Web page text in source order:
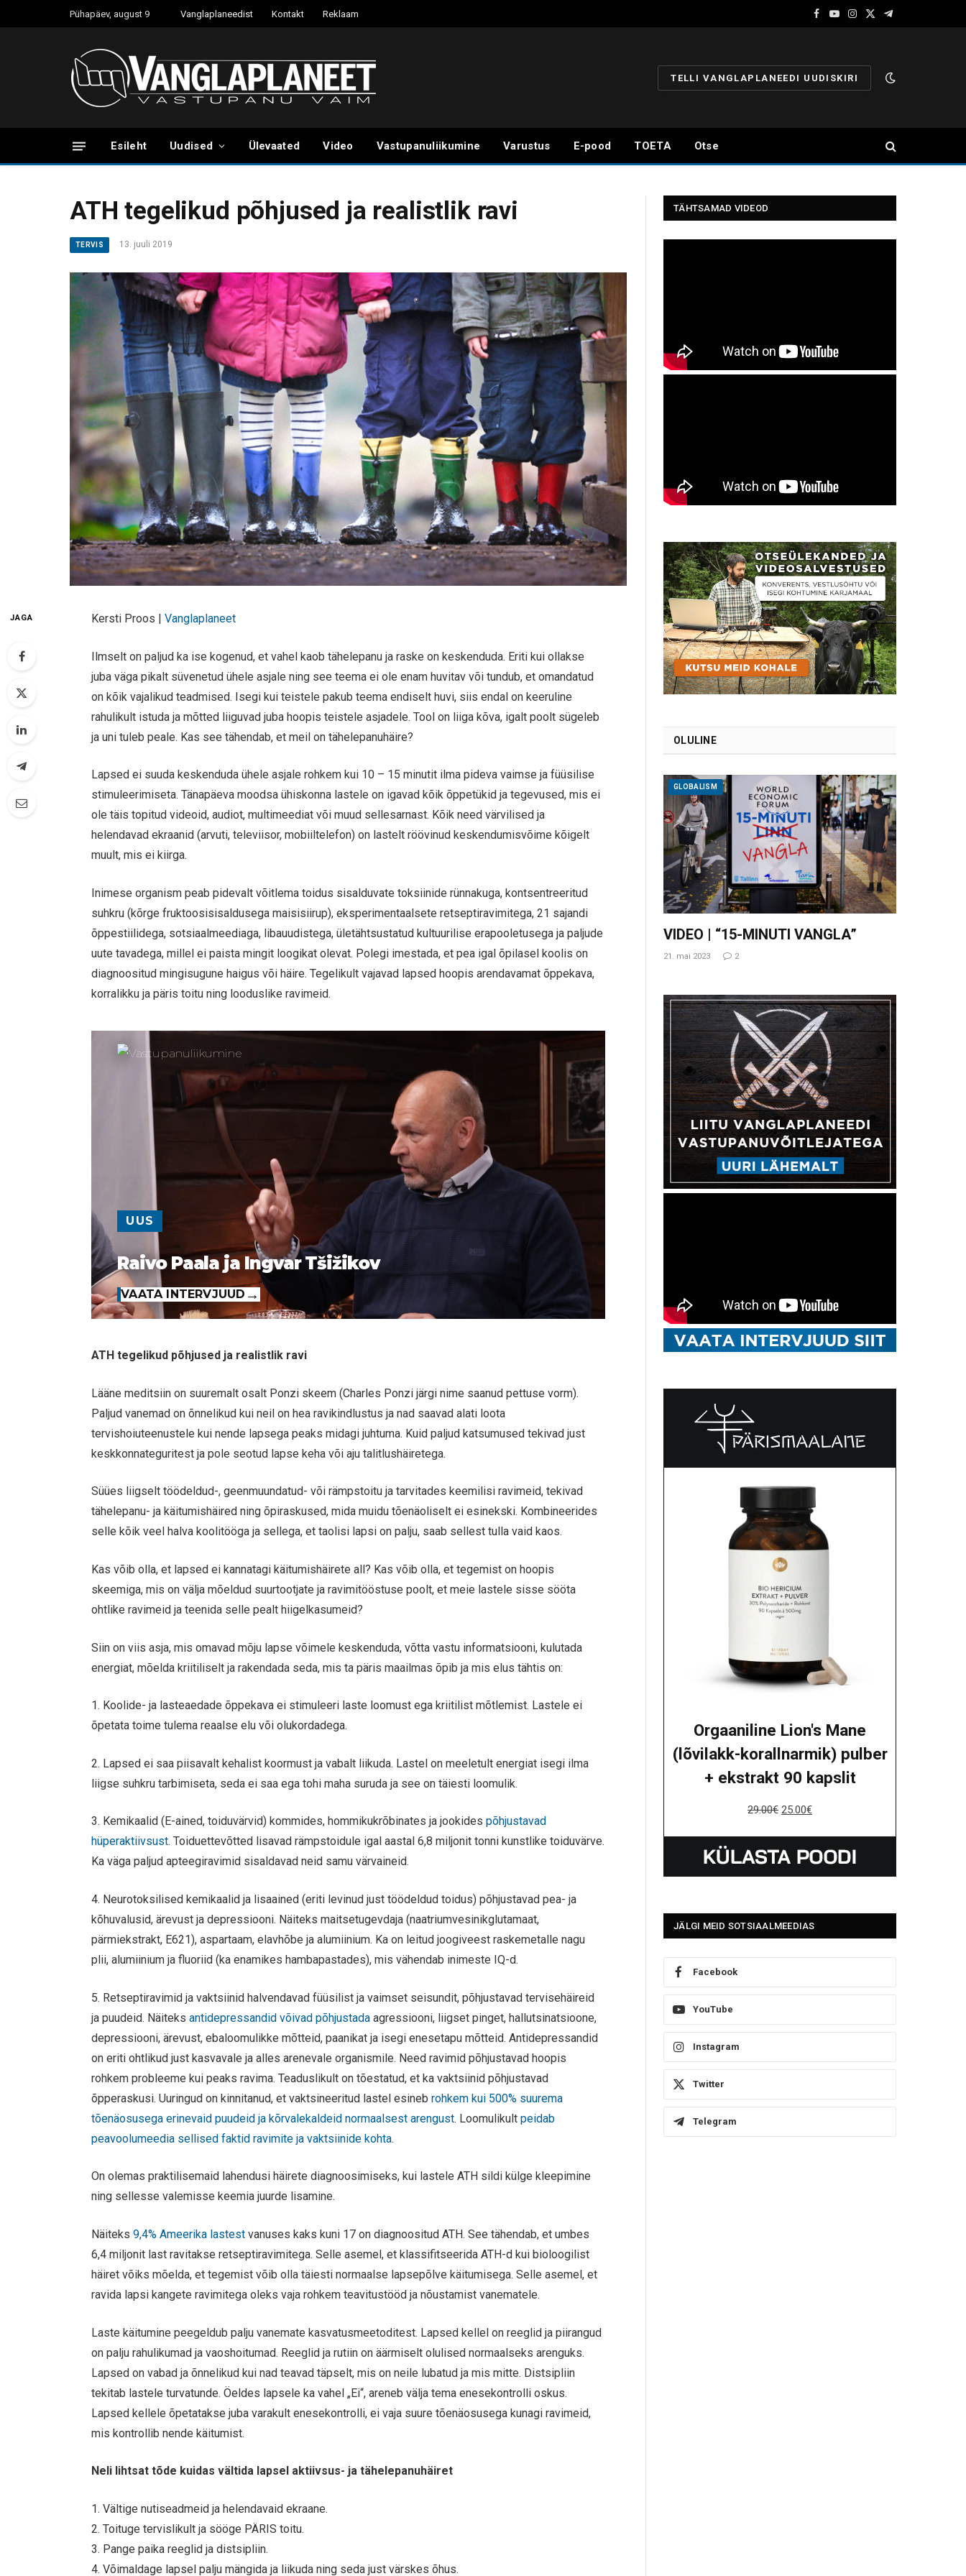
Pühapäev, august 9 Vanglaplaneedist Kontakt Reklaam
Facebook
YouTube
Instagram
X
Telegram
TELLI VANGLAPLANEEDI UUDISKIRI
Esileht Uudised Ülevaated Video Vastupanuliikumine Varustus E-pood TOETA Otse
ATH tegelikud põhjused ja realistlik ravi
TERVIS 13. juuli 2019
JAGA Kersti Proos |Vanglaplaneet
Ilmselt on paljud ka ise kogenud, et vahel kaob tähelepanu ja raske on keskenduda. Eriti kui ollakse
juba väga pikalt süvenetud ühele asjale ning see teema ei ole enam huvitav või tundub, et omandatud
on kõik vajalikud teadmised. Isegi kui teistele pakub teema endiselt huvi, siis endal on keeruline
rahulikult istuda ja mõtted liiguvad juba hoopis teistele asjadele. Tool on liiga kõva, igalt poolt sügeleb
ja uni tuleb peale. Kas see tähendab, et meil on tähelepanuhäire?
Lapsed ei suuda keskenduda ühele asjale rohkem kui 10 – 15 minutit ilma pideva vaimse ja füüsilise
stimuleerimiseta. Tänapäeva moodsa ühiskonna lastele on igavad kõik õppetükid ja tegevused, mis ei
ole täis topitud videoid, audiot, multimeediat või muud sellesarnast. Kõik need värvilised ja
helendavad ekraanid (arvuti, televiisor, mobiiltelefon) on lastelt röövinud keskendumisvõime kõigelt
muult, mis ei kiirga.
Inimese organism peab pidevalt võitlema toidus sisalduvate toksiinide rünnakuga, kontsentreeritud
suhkru (kõrge fruktoosisisaldusega maisisiirup), eksperimentaalsete retseptiravimitega, 21 sajandi
õppestiilidega, sotsiaalmeediaga, libauudistega, ületähtsustatud kultuurilise erapooletusega ja paljude
uute tavadega, millel ei paista mingit loogikat olevat. Polegi imestada, et pea igal õpilasel koolis on
diagnoositud mingisugune haigus või häire. Tegelikult vajavad lapsed hoopis arendavamat õppekava,
korralikku ja päris toitu ning looduslike ravimeid.
UUS
Raivo Paala ja Ingvar Tšižikov
VAATA INTERVJUUD
ATH tegelikud põhjused ja realistlik ravi
Lääne meditsiin on suuremalt osalt Ponzi skeem (Charles Ponzi järgi nime saanud pettuse vorm).
Paljud vanemad on õnnelikud kui neil on hea ravikindlustus ja nad saavad alati loota
tervishoiuteenustele kui nende lapsega peaks midagi juhtuma. Kuid paljud katsumused tekivad just
keskkonnateguritest ja pole seotud lapse keha või aju talitlushäiretega.
Süües liigselt töödeldud-, geenmuundatud- või rämpstoitu ja tarvitades keemilisi ravimeid, tekivad
tähelepanu- ja käitumishäired ning õpiraskused, mida muidu tõenäoliselt ei esinekski. Kombineerides
selle kõik veel halva koolitööga ja sellega, et taolisi lapsi on palju, saab sellest tulla vaid kaos.
Kas võib olla, et lapsed ei kannatagi käitumishäirete all? Kas võib olla, et tegemist on hoopis
skeemiga, mis on välja mõeldud suurtootjate ja ravimitööstuse poolt, et meie lastele sisse sööta
ohtlike ravimeid ja teenida selle pealt hiigelkasumeid?
Siin on viis asja, mis omavad mõju lapse võimele keskenduda, võtta vastu informatsiooni, kulutada
energiat, mõelda kriitiliselt ja rakendada seda, mis ta päris maailmas õpib ja mis elus tähtis on:
1. Koolide- ja lasteaedade õppekava ei stimuleeri laste loomust ega kriitilist mõtlemist. Lastele ei
õpetata toime tulema reaalse elu või olukordadega.
2. Lapsed ei saa piisavalt kehalist koormust ja vabalt liikuda. Lastel on meeletult energiat isegi ilma
liigse suhkru tarbimiseta, seda ei saa ega tohi maha suruda ja see on täiesti loomulik.
3. Kemikaalid (E-ained, toiduvärvid) kommides, hommikukrõbinates ja jookidespõhjustavad
hüperaktiivsust. Toiduettevõtted lisavad rämpstoidule igal aastal 6,8 miljonit tonni kunstlike toiduvärve.
Ka väga paljud apteegiravimid sisaldavad neid samu värvaineid.
4. Neurotoksilised kemikaalid ja lisaained (eriti levinud just töödeldud toidus) põhjustavad pea- ja
kõhuvalusid, ärevust ja depressiooni. Näiteks maitsetugevdaja (naatriumvesinikglutamaat,
pärmiekstrakt, E621), aspartaam, elavhõbe ja alumiinium. Ka on leitud joogiveest raskemetalle nagu
plii, alumiinium ja fluoriid (ka enamikes hambapastades), mis vähendab inimeste IQ-d.
5. Retseptiravimid ja vaktsiinid halvendavad füüsilist ja vaimset seisundit, põhjustavad tervisehäireid
ja puudeid. Näiteksantidepressandid võivad põhjustada agressiooni, liigset pinget, hallutsinatsioone,
depressiooni, ärevust, ebaloomulikke mõtteid, paanikat ja isegi enesetapu mõtteid. Antidepressandid
on eriti ohtlikud just kasvavale ja alles arenevale organismile. Need ravimid põhjustavad hoopis
rohkem probleeme kui peaks ravima. Teaduslikult on tõestatud, et ka vaktsiinid põhjustavad
õpperaskusi. Uuringud on kinnitanud, et vaktsineeritud lastel esineb rohkem kui 500% suurema
tõenäosusega erinevaid puudeid ja kõrvalekaldeid normaalsest arengust. Loomulikultpeidab
peavoolumeedia sellised faktid ravimite ja vaktsiinide kohta.
On olemas praktilisemaid lahendusi häirete diagnoosimiseks, kui lastele ATH sildi külge kleepimine
ning sellesse valemisse keemia juurde lisamine.
Näiteks9,4% Ameerika lastest vanuses kaks kuni 17 on diagnoositud ATH. See tähendab, et umbes
6,4 miljonit last ravitakse retseptiravimitega. Selle asemel, et klassifitseerida ATH-d kui bioloogilist
häiret võiks mõelda, et tegemist võib olla täiesti normaalse lapsepõlve käitumisega. Selle asemel, et
ravida lapsi kangete ravimitega oleks vaja rohkem teavitustööd ja nõustamist vanematele.
Laste käitumine peegeldub palju vanemate kasvatusmeetoditest. Lapsed kellel on reeglid ja piirangud
on palju rahulikumad ja vaoshoitumad. Reeglid ja rutiin on äärmiselt olulised normaalseks arenguks.
Lapsed on vabad ja õnnelikud kui nad teavad täpselt, mis on neile lubatud ja mis mitte. Distsipliin
tekitab lastele turvatunde. Öeldes lapsele ka vahel „Ei“, areneb välja tema enesekontrolli oskus.
Lapsed kellele õpetatakse juba varakult enesekontrolli, ei vaja suure tõenäosusega kunagi ravimeid,
mis kontrollib nende käitumist.
Neli lihtsat tõde kuidas vältida lapsel aktiivsus- ja tähelepanuhäiret
1. Vältige nutiseadmeid ja helendavaid ekraane.
2. Toituge tervislikult ja sööge PÄRIS toitu.
3. Pange paika reeglid ja distsipliin.
4. Võimaldage lapsel palju mängida ja liikuda ning seda just värskes õhus.
TÄHTSAMAD VIDEOD
OLULINE
GLOBALISM
VIDEO | “15-MINUTI VANGLA”
21. mai 2023 2
Orgaaniline Lion's Mane
(lõvilakk-korallnarmik) pulber
+ ekstrakt 90 kapslit
29.00€ 25.00€
JÄLGI MEID SOTSIAALMEEDIAS
Facebook
YouTube
Instagram
Twitter
Telegram